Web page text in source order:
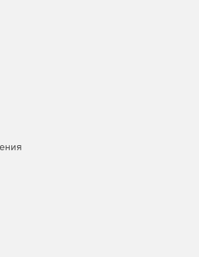
предупреждать и блокировать
использование запоминающих